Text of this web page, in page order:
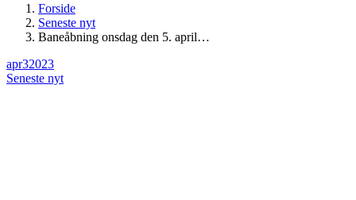
Forside
Seneste nyt
Baneåbning onsdag den 5. april…
apr32023
Seneste nyt